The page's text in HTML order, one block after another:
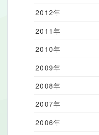
2012年
2011年
2010年
2009年
2008年
2007年
2006年